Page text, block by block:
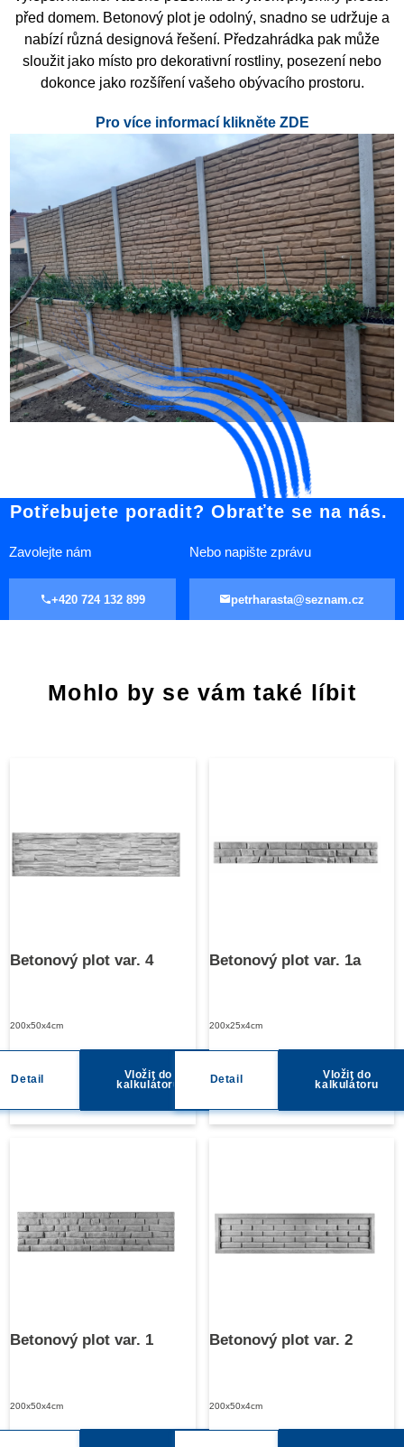
před domem. Betonový plot je odolný, snadno se udržuje a
nabízí různá designová řešení. Předzahrádka pak může
sloužit jako místo pro dekorativní rostliny, posezení nebo
dokonce jako rozšíření vašeho obývacího prostoru.
Pro více informací klikněte ZDE
Potřebujete poradit? Obraťte se na nás.
Zavolejte nám
+420 724 132 899
Nebo napište zprávu
petrharasta@seznam.cz
Mohlo by se vám také líbit
Betonový plot var. 4
200x50x4cm
Detail
Vložit do
kalkulátoru
Betonový plot var. 1a
200x25x4cm
Detail
Vložit do
kalkulátoru
Betonový plot var. 1
200x50x4cm
Betonový plot var. 2
200x50x4cm